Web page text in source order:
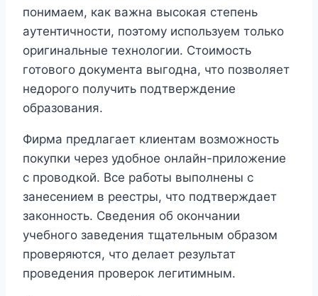
понимаем, как важна высокая степень
аутентичности, поэтому используем только
оригинальные технологии. Стоимость
готового документа выгодна, что позволяет
недорого получить подтверждение
образования.
Фирма предлагает клиентам возможность
покупки через удобное онлайн-приложение
с проводкой. Все работы выполнены с
занесением в реестры, что подтверждает
законность. Сведения об окончании
учебного заведения тщательным образом
проверяются, что делает результат
проведения проверок легитимным.